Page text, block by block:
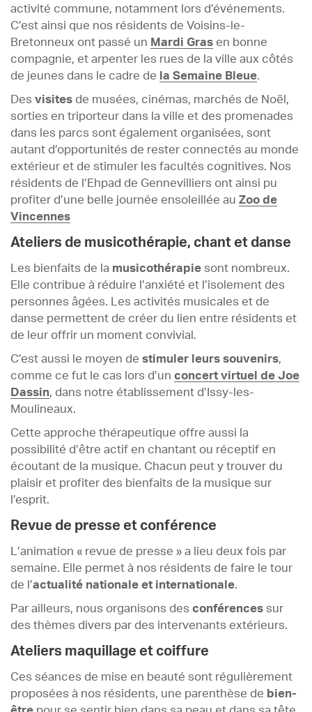
activité commune, notamment lors d’événements.
C’est ainsi que nos résidents de Voisins-le-
Bretonneux ont passé un Mardi Gras en bonne
compagnie, et arpenter les rues de la ville aux côtés
de jeunes dans le cadre de
la Semaine Bleue.
Des visites de musées, cinémas, marchés de Noël,
sorties en triporteur dans la ville et des promenades
dans les parcs sont également organisées, sont
autant d’opportunités de rester connectés au monde
extérieur et de stimuler les facultés cognitives. Nos
résidents de l’Ehpad de Gennevilliers ont ainsi pu
profiter d’une belle journée ensoleillée au Zoo de
Vincennes
Ateliers de musicothérapie, chant et danse
Les bienfaits de la musicothérapie sont nombreux.
Elle contribue à réduire l’anxiété et l’isolement des
personnes âgées. Les activités musicales et de
danse permettent de créer du lien entre résidents et
de leur offrir un moment convivial.
C’est aussi le moyen de stimuler leurs souvenirs,
comme ce fut le cas lors d’un concert virtuel de Joe
Dassin, dans notre établissement d’Issy-les-
Moulineaux.
Cette approche thérapeutique offre aussi la
possibilité d’être actif en chantant ou réceptif en
écoutant de la musique. Chacun peut y trouver du
plaisir et profiter des bienfaits de la musique sur
l’esprit.
Revue de presse et conférence
L’animation « revue de presse » a lieu deux fois par
semaine. Elle permet à nos résidents de faire le tour
de l’actualité nationale et internationale.
Par ailleurs, nous organisons des conférences sur
des thèmes divers par des intervenants extérieurs.
Ateliers maquillage et coiffure
Ces séances de mise en beauté sont régulièrement
proposées à nos résidents, une parenthèse de bien-